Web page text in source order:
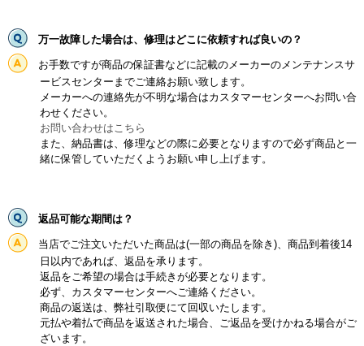
万一故障した場合は、修理はどこに依頼すれば良いの？
お手数ですが商品の保証書などに記載のメーカーのメンテナンスサ
ービスセンターまでご連絡お願い致します。
メーカーへの連絡先が不明な場合はカスタマーセンターへお問い合
わせください。
お問い合わせはこちら
また、納品書は、修理などの際に必要となりますので必ず商品と一
緒に保管していただくようお願い申し上げます。
返品可能な期間は？
当店でご注文いただいた商品は(一部の商品を除き)、商品到着後14
日以内であれば、返品を承ります。
返品をご希望の場合は手続きが必要となります。
必ず、カスタマーセンターへご連絡ください。
商品の返送は、弊社引取便にて回収いたします。
元払や着払で商品を返送された場合、ご返品を受けかねる場合がご
ざいます。